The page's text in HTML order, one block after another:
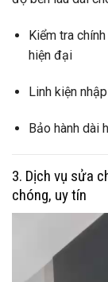
Kiểm tra
hiện đại
Linh kiện
Bảo hành dài
3. Dịch vụ sửa
chóng, uy tín